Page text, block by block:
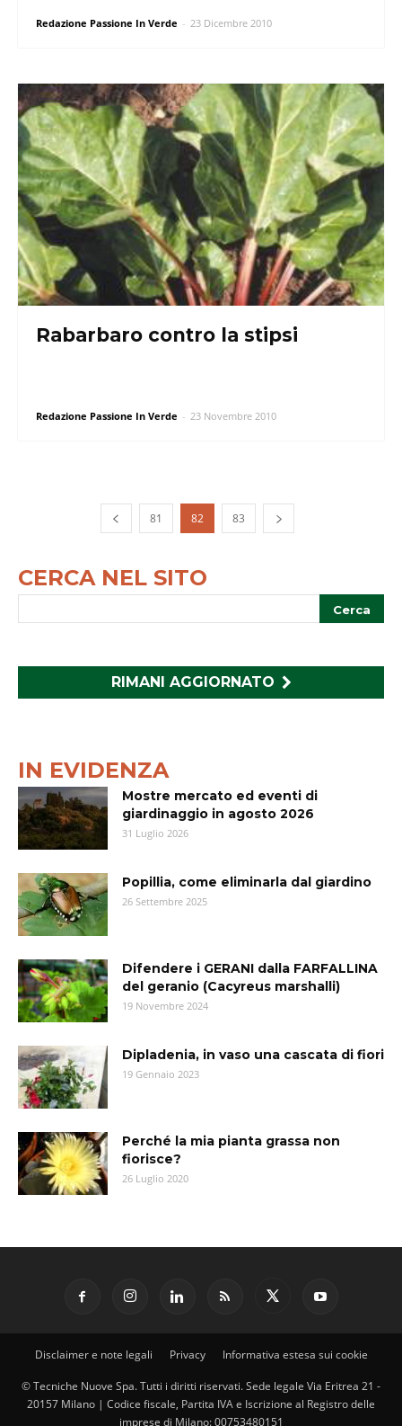
Redazione Passione In Verde - 23 Dicembre 2010
Rabarbaro contro la stipsi
Redazione Passione In Verde - 23 Novembre 2010
81 82 83
CERCA NEL SITO
RIMANI AGGIORNATO
IN EVIDENZA
Mostre mercato ed eventi di
giardinaggio in agosto 2026
31 Luglio 2026
Popillia, come eliminarla dal giardino
26 Settembre 2025
Difendere i GERANI dalla FARFALLINA
del geranio (Cacyreus marshalli)
19 Novembre 2024
Dipladenia, in vaso una cascata di fiori
19 Gennaio 2023
Perché la mia pianta grassa non
fiorisce?
26 Luglio 2020
Disclaimer e note legali Privacy Informativa estesa sui cookie
© Tecniche Nuove Spa. Tutti i diritti riservati. Sede legale Via Eritrea 21 -
20157 Milano | Codice fiscale, Partita IVA e Iscrizione al Registro delle
imprese di Milano: 00753480151